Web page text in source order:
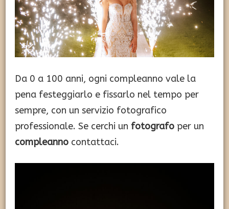
Da 0 a 100 anni, ogni compleanno vale la
pena festeggiarlo e fissarlo nel tempo per
sempre, con un servizio fotografico
professionale. Se cerchi un fotografo per un
compleanno contattaci.